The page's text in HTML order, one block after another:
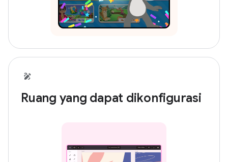
Ruang yang dapat dikonfigurasi